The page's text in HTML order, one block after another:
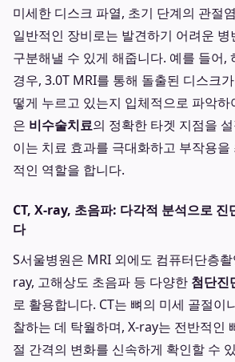
미세한 디스크 파열, 초기 단계의 관절
일반적인 장비로는 발견하기 어려운 병
구분해낼 수 있게 해줍니다. 예를 들어,
경우, 3.0T MRI를 통해 돌출된 디스크
떻게 누르고 있는지 입체적으로 파악
은 비수술치료의 정확한 타겟 지점을
이는 치료 효과를 극대화하고 부작용을
적인 역할을 합니다.
CT, X-ray, 초음파: 다각적 분석으로 진
다
S서울병원은 MRI 외에도 컴퓨터단층촬
ray, 고해상도 초음파 등 다양한 첨단진
로 활용합니다. CT는 뼈의 미세 골절이
찰하는 데 탁월하며, X-ray는 전반적인
절 간격의 변화를 신속하게 확인할 수